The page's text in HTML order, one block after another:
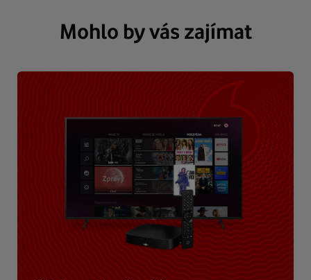
Mohlo by vás zajímat